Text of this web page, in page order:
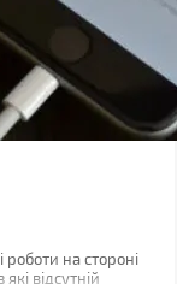
роботи на стороні
відсутній